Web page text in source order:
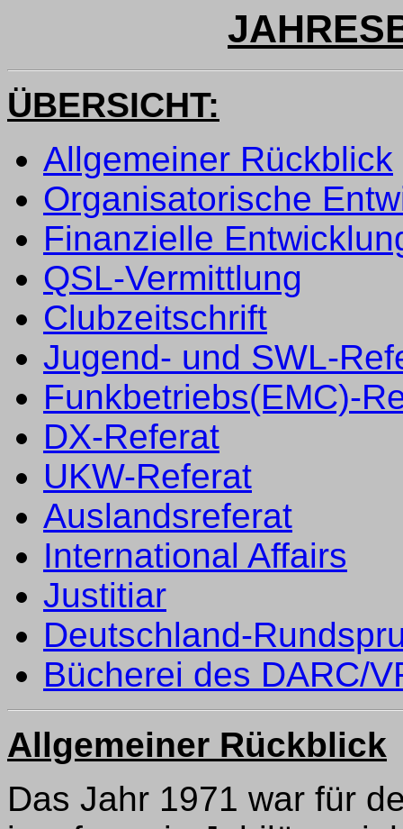
ÜBERSICHT:
Allgemeiner Rückblick
Organisatorische
Finanzielle
QSL-Vermittlung
Clubzeitschrift
Jugend- und SWL-
Funkbetriebs(EMC)-
DX-Referat
UKW-Referat
Auslandsreferat
International Affairs
Justitiar
Deutschland-
Bücherei des DARC/
Allgemeiner Rückblick
Das Jahr 1971 war für